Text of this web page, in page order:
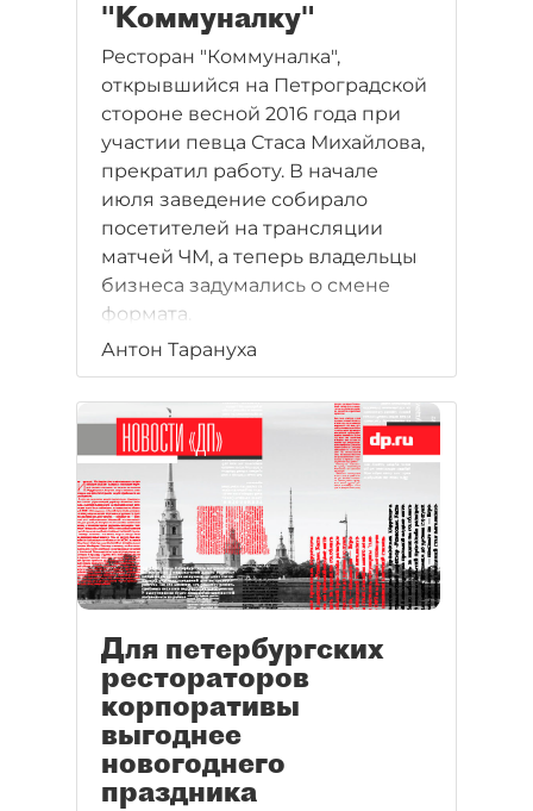
"Коммуналку"
Ресторан "Коммуналка",
открывшийся на Петроградской
стороне весной 2016 года при
участии певца Стаса Михайлова,
прекратил работу. В начале
июля заведение собирало
посетителей на трансляции
матчей ЧМ, а теперь владельцы
бизнеса задумались о смене
формата.
Антон Тарануха
Для петербургских
рестораторов
корпоративы
выгоднее
новогоднего
праздника